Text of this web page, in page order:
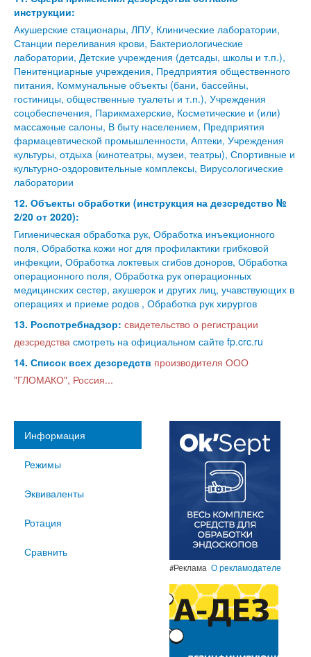
инструкции:
Акушерские стационары, ЛПУ, Клинические лаборатории,
Станции переливания крови, Бактериологические
лаборатории, Детские учреждения (детсады, школы и т.п.),
Пенитенциарные учреждения, Предприятия общественного
питания, Коммунальные объекты (бани, бассейны,
гостиницы, общественные туалеты и т.п.), Учреждения
соцобеспечения, Парикмахерские, Косметические и (или)
массажные салоны, В быту населением, Предприятия
фармацевтической промышленности, Аптеки, Учреждения
культуры, отдыха (кинотеатры, музеи, театры), Спортивные и
культурно-оздоровительные комплексы, Вирусологические
лаборатории
12. Объекты обработки (инструкция на дезсредство №
2/20 от 2020):
Гигиеническая обработка рук, Обработка инъекционного
поля, Обработка кожи ног для профилактики грибковой
инфекции, Обработка локтевых сгибов доноров, Обработка
операционного поля, Обработка рук операционных
медицинских сестер, акушерок и других лиц, учавствующих в
операциях и приеме родов , Обработка рук хирургов
13. Роспотребнадзор: свидетельство о регистрации
дезсредства смотреть на официальном сайте fp.crc.ru
14. Список всех дезсредств производителя ООО
"ГЛОМАКО", Россия...
Информация
Режимы
Эквиваленты
Ротация
Сравнить
#Реклама О рекламодателе